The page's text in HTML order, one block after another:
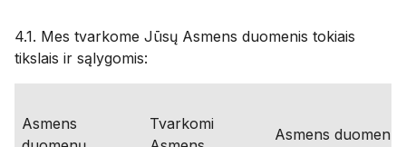
4.1. Mes tvarkome Jūsų Asmens duomenis tokiais
tikslais ir sąlygomis:
Asmens
Tvarkomi
Asmens duomenų